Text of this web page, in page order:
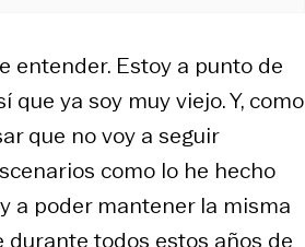
entender. Estoy a punto de
que ya soy muy viejo. Y, como
que no voy a seguir
como lo he hecho
a poder mantener la misma
durante todos estos años de